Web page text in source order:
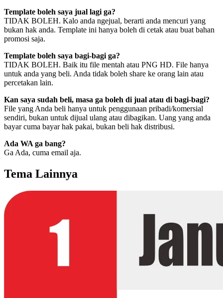
Template boleh saya jual lagi ga?
TIDAK BOLEH. Kalo anda ngejual, berarti anda mencuri yang
bukan hak anda. Template ini hanya boleh di cetak atau buat bahan
promosi saja.
Template boleh saya bagi-bagi ga?
TIDAK BOLEH. Baik itu file mentah atau PNG HD. File hanya
untuk anda yang beli. Anda tidak boleh share ke orang lain atau
percetakan lain.
Kan saya sudah beli, masa ga boleh di jual atau di bagi-bagi?
File yang Anda beli hanya untuk penggunaan pribadi/komersial
sendiri, bukan untuk dijual ulang atau dibagikan. Uang yang anda
bayar cuma bayar hak pakai, bukan beli hak distribusi.
Ada WA ga bang?
Ga Ada, cuma email aja.
Tema Lainnya